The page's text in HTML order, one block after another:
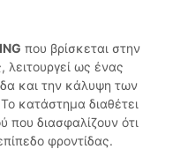
που βρίσκεται στην
λειτουργεί ως ένας
και την κάλυψη των
κατάστημα διαθέτει
διασφαλίζουν ότι
φροντίδας.